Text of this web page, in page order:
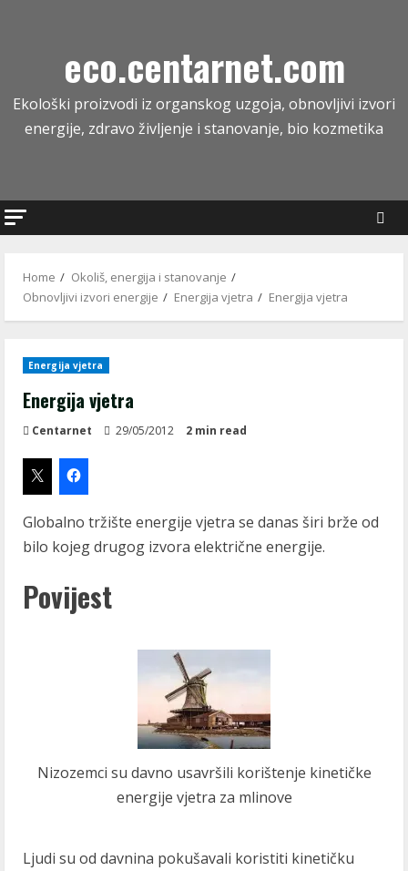
eco.centarnet.com
Ekološki proizvodi iz organskog uzgoja, obnovljivi izvori
energije, zdravo življenje i stanovanje, bio kozmetika
Home
Okoliš, energija i stanovanje
Obnovljivi izvori energije
Energija vjetra Energija vjetra
Energija vjetra
Energija vjetra
Centarnet 29/05/2012 2 min read
Globalno tržište energije vjetra se danas širi brže od
bilo kojeg drugog izvora električne energije.
Povijest
Nizozemci su davno usavršili korištenje kinetičke
energije vjetra za mlinove
Ljudi su od davnina pokušavali koristiti kinetičku